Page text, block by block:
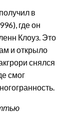
в
где он
Клоуз. Это
и открыло
снялся
смог